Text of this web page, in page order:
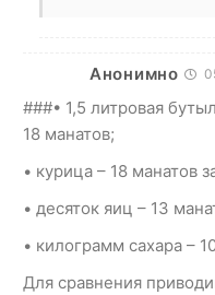
Анонимно
###• 1,5 литровая
18 манатов;
• курица – 18 манатов
• десяток яиц – 13
• килограмм сахара –
Для сравнения